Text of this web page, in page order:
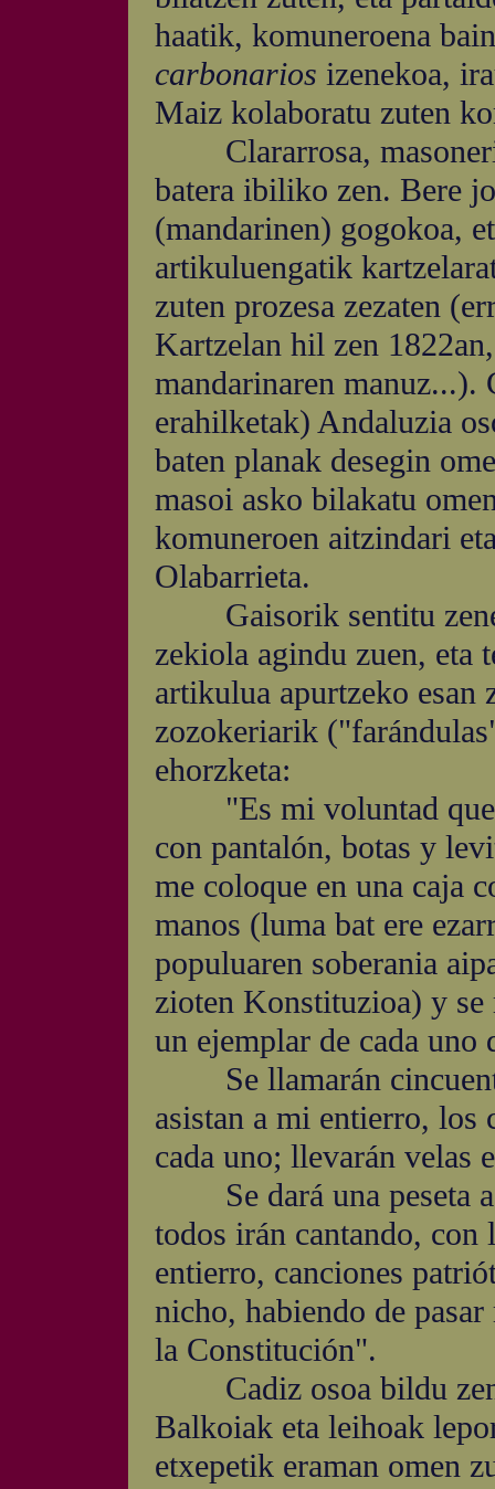
haatik, komuneroena
carbonarios izenekoa,
Maiz kolaboratu zuten
Clararrosa,
batera ibiliko zen. Bere
(mandarinen) gogokoa,
artikuluengatik
zuten prozesa zezaten
Kartzelan hil zen
mandarinaren manuz...).
erahilketak) Andaluzia
baten planak desegin
masoi asko bilakatu
komuneroen aitzindari
Olabarrieta.
Gaisorik sentitu
zekiola agindu zuen, eta
artikulua apurtzeko esan
zozokeriarik
ehorzketa:
"Es mi voluntad que,
con pantalón, botas y
me coloque en una caja
manos (luma bat ere
populuaren soberania
zioten Konstituzioa) y se
un ejemplar de cada uno
Se llamarán
asistan a mi entierro, los
cada uno; llevarán velas
Se dará una peseta a
todos irán cantando, con
entierro, canciones
nicho, habiendo de
la Constitución".
Cadiz osoa bildu zen
Balkoiak eta leihoak
etxepetik eraman omen